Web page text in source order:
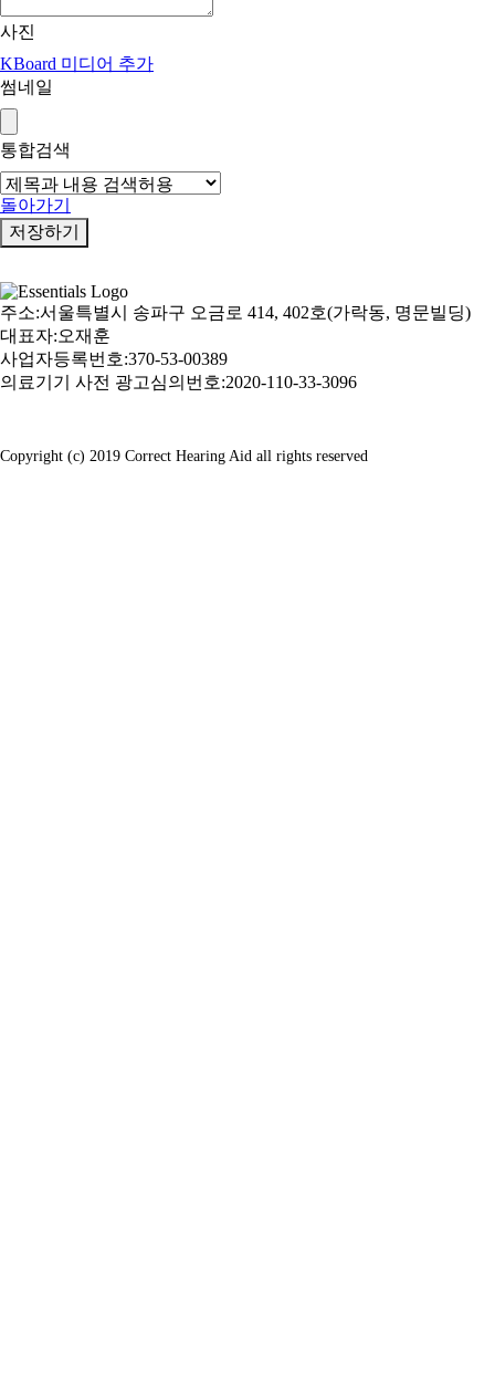
사진
KBoard 미디어 추가
썸네일
통합검색
돌아가기
저장하기
주소:서울특별시 송파구 오금로 414, 402호(가락동, 명문빌딩)
대표자:오재훈
사업자등록번호:370-53-00389
의료기기 사전 광고심의번호:2020-110-33-3096
Copyright (c) 2019 Correct Hearing Aid all rights reserved